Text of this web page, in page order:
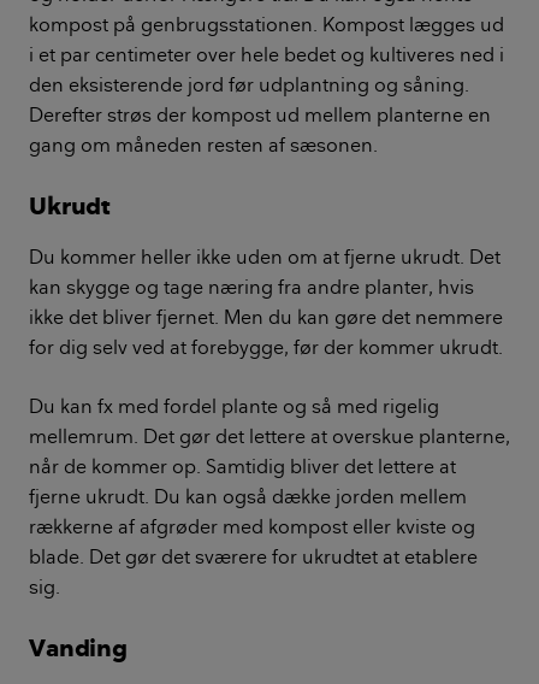
kompost på genbrugsstationen. Kompost lægges ud
i et par centimeter over hele bedet og kultiveres ned i
den eksisterende jord før udplantning og såning.
Derefter strøs der kompost ud mellem planterne en
gang om måneden resten af sæsonen.
Ukrudt
Du kommer heller ikke uden om at fjerne ukrudt. Det
kan skygge og tage næring fra andre planter, hvis
ikke det bliver fjernet. Men du kan gøre det nemmere
for dig selv ved at forebygge, før der kommer ukrudt.
Du kan fx med fordel plante og så med rigelig
mellemrum. Det gør det lettere at overskue planterne,
når de kommer op. Samtidig bliver det lettere at
fjerne ukrudt. Du kan også dække jorden mellem
rækkerne af afgrøder med kompost eller kviste og
blade. Det gør det sværere for ukrudtet at etablere
sig.
Vanding